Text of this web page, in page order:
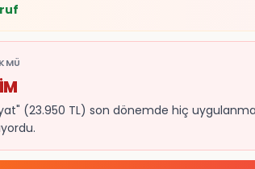
(23.950 TL) son dönemde hiç